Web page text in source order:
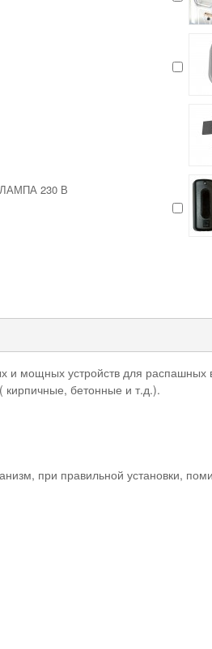
230 В
мощных устройств для распашных
бетонные и т.д.).
при правильной установки,